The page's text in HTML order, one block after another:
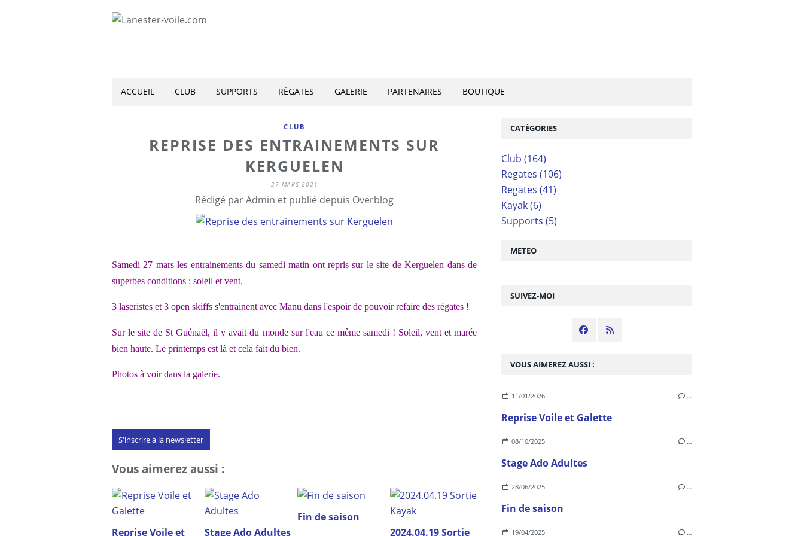
ACCUEIL CLUB SUPPORTS RÉGATES GALERIE PARTENAIRES BOUTIQUE
CLUB
REPRISE DES ENTRAINEMENTS SUR
KERGUELEN
27 MARS 2021
Rédigé par Admin et publié depuis Overblog
Samedi 27 mars les entrainements du samedi matin ont repris sur le site de Kerguelen dans de
superbes conditions : soleil et vent.
3 laseristes et 3 open skiffs s'entrainent avec Manu dans l'espoir de pouvoir refaire des régates !
Sur le site de St Guénaël, il y avait du monde sur l'eau ce même samedi ! Soleil, vent et marée
bien haute. Le printemps est là et cela fait du bien.
Photos à voir dans la galerie.
S'inscrire à la newsletter
Vous aimerez aussi :
Reprise Voile et Stage Ado Adultes
Fin de saison
2024.04.19 Sortie
SUIVEZ-MOI
VOUS AIMEREZ AUSSI :
11/01/2026 …
Reprise Voile et Galette
08/10/2025 …
Stage Ado Adultes
28/06/2025 …
Fin de saison
19/04/2025 …
CATÉGORIES
Club (164)
Regates (106)
Regates (41)
Kayak(6)
Supports (5)
METEO